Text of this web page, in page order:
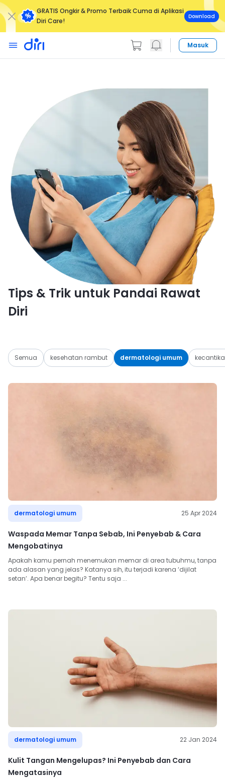
GRATIS Ongkir & Promo Terbaik Cuma di Aplikasi
Diri Care!
Download
Masuk
Tips & Trik untuk Pandai Rawat
Diri
Semua kesehatan rambut dermatologi umum
dermatologi umum 25 Apr 2024
Waspada Memar Tanpa Sebab, Ini Penyebab & Cara
Mengobatinya
Apakah kamu pernah menemukan memar di area tubuhmu, tanpa
ada alasan yang jelas? Katanya sih, itu terjadi karena ‘dijilat
setan’. Apa benar begitu? Tentu saja ...
dermatologi umum 22 Jan 2024
Kulit Tangan Mengelupas? Ini Penyebab dan Cara
Mengatasinya